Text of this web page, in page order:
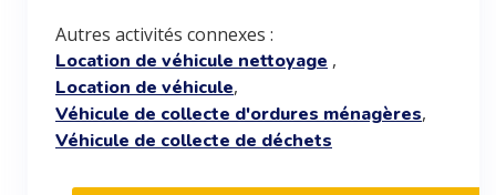
Autres activités connexes :
Location de véhicule nettoyage ,
Location de véhicule,
Véhicule de collecte d'ordures ménagères,
Véhicule de collecte de déchets